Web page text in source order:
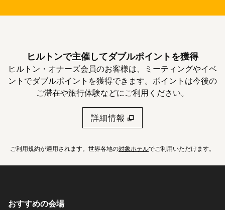
ヒルトンで主催してダブルポイントを獲得
ヒルトン・オナーズ会員のお客様は、ミーティングやイベ
ントでダブルポイントを獲得できます。ポイントは今後の
ご滞在や旅行体験などにご利用ください。
詳細情報
ご利用規約が適用されます。世界各地の対象ホテル、新しいタブで開きます
でご利用いただけます。
おすすめの会場